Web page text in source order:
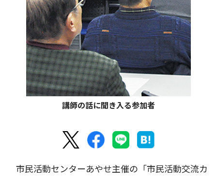
講師の話に聞き入る参加者
市民活動センターあやせ主催の「市民活動交流カ